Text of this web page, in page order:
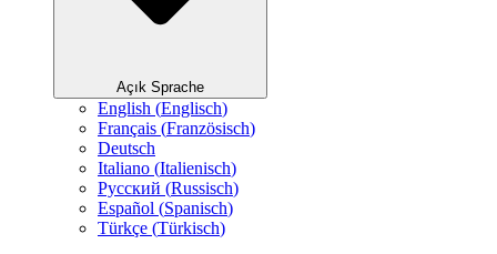
Açık Sprache
English (Englisch)
Français (Französisch)
Deutsch
Italiano (Italienisch)
Русский (Russisch)
Español (Spanisch)
Türkçe (Türkisch)